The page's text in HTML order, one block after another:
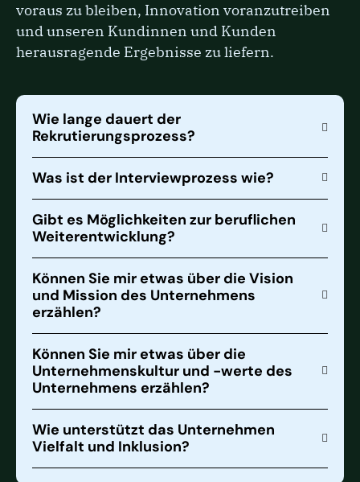
voraus zu bleiben, Innovation voranzutreiben
und unseren Kundinnen und Kunden
herausragende Ergebnisse zu liefern.
Wie lange dauert der
Rekrutierungsprozess?
Was ist der Interviewprozess wie?
Gibt es Möglichkeiten zur beruflichen
Weiterentwicklung?
Können Sie mir etwas über die Vision
und Mission des Unternehmens
erzählen?
Können Sie mir etwas über die
Unternehmenskultur und -werte des
Unternehmens erzählen?
Wie unterstützt das Unternehmen
Vielfalt und Inklusion?